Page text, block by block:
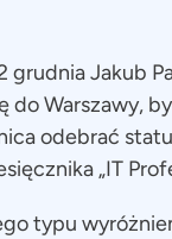
grudnia Jakub
do Warszawy,
odebrać
„IT
typu